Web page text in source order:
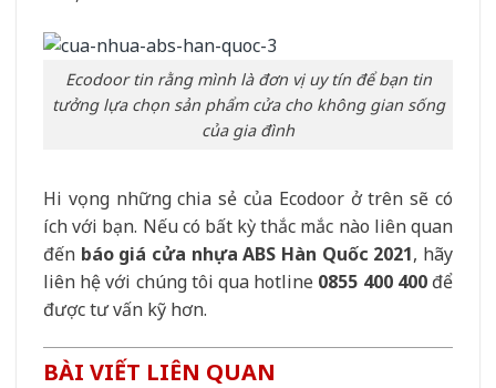
Ecodoor tin rằng mình là đơn vị uy tín để bạn tin
tưởng lựa chọn sản phẩm cửa cho không gian sống
của gia đình
Hi vọng những chia sẻ của Ecodoor ở trên sẽ có
ích với bạn. Nếu có bất kỳ thắc mắc nào liên quan
đến báo giá cửa nhựa ABS Hàn Quốc 2021, hãy
liên hệ với chúng tôi qua hotline 0855 400 400để
được tư vấn kỹ hơn.
BÀI VIẾT LIÊN QUAN